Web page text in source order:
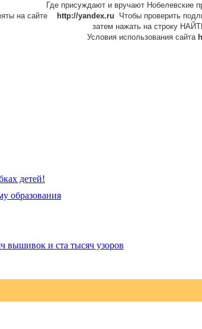
Где присуждают и вручают Нобелевские
на сайте
http://yandex.ru Чтобы проверить
затем нажать на строку
Условия использования сайта
детей!
образования
вышивок и ста тысяч узоров